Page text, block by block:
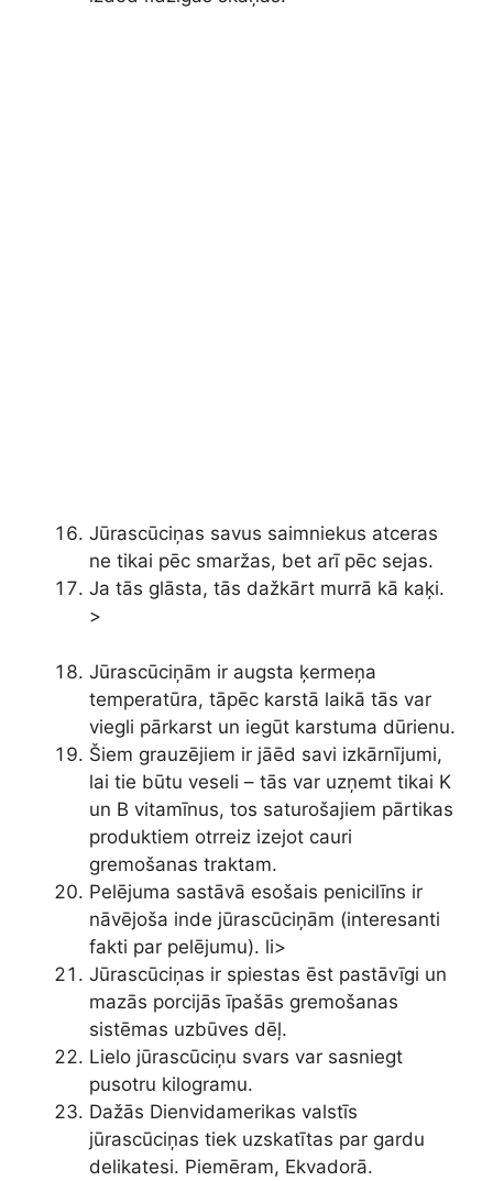
Jūrascūciņas savus saimniekus atceras
ne tikai pēc smaržas, bet arī pēc sejas.
Ja tās glāsta, tās dažkārt murrā kā kaķi.
>
Jūrascūciņām ir augsta ķermeņa
temperatūra, tāpēc karstā laikā tās var
viegli pārkarst un iegūt karstuma dūrienu.
Šiem grauzējiem ir jāēd savi izkārnījumi,
lai tie būtu veseli – tās var uzņemt tikai K
un B vitamīnus, tos saturošajiem pārtikas
produktiem otrreiz izejot cauri
gremošanas traktam.
Pelējuma sastāvā esošais penicilīns ir
nāvējoša inde jūrascūciņām (interesanti
fakti par pelējumu). li>
Jūrascūciņas ir spiestas ēst pastāvīgi un
mazās porcijās īpašās gremošanas
sistēmas uzbūves dēļ.
Lielo jūrascūciņu svars var sasniegt
pusotru kilogramu.
Dažās Dienvidamerikas valstīs
jūrascūciņas tiek uzskatītas par gardu
delikatesi. Piemēram, Ekvadorā.